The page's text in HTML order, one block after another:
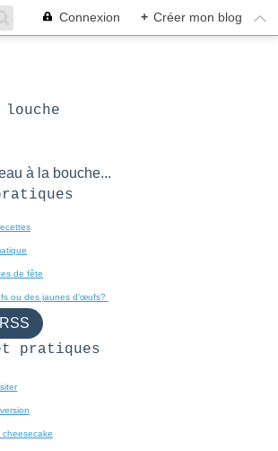
Connexion + Créer mon blog
à la bouche...
de fête
ou des jaunes d’œufs?
pratiques